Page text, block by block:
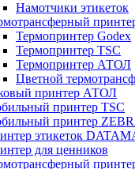
Намотчики этикеток
Термопринтер Godex
Термопринтер TSC
Термопринтер АТОЛ
Цветной
принтер АТОЛ
принтер TSC
принтер
этикеток
для ценников